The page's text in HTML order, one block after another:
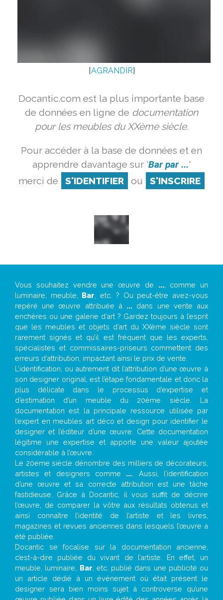
[AGRANDIR]
Docantic.com est la plus importante base
de données en ligne de documentation
pour les meubles du XXème siècle.
Pour accéder à la base de données et en
apprendre davantage sur 'Bar par ...'
merci de
S'IDENTIFIER ou S'INSCRIRE
Vous souhaitez vendre une œuvre de ..., comme un
luminaire, meuble, Bar , etc. ? Ou peut-être avez-vous
repéré une œuvre attribuée à ... dans une vente aux
enchères ou une galerie d’art ? Gardez toujours à l’esprit
que les meubles et objets d’art du XXème siècle sont
rarement signés et qu’il est fréquent que les experts,
spécialistes et commissaires-priseurs commettent des
erreurs d’attribution, impactant ainsi le prix de vente.
L’identification, ou autrement dit l’attribution d’une œuvre à
son designer original, est l’étape fondamentale et donc la
plus délicate dans le processus d’expertise et
d’estimation d’un meuble du 20ème siècle. La
documentation est la principale ressource utilisée par
l’expert en meubles art déco et design pour identifier le
designer et l’éditeur d’une œuvre. Cette documentation
légitime une expertise et apporte une valeur ajoutée
considérable à l’œuvre.
Le 20eme siècle dénombre des milliers de décorateurs,
artistes et designers comme ... . Aussi, l’identification
d’une œuvre et sa correcte attribution est une tâche
fastidieuse. Grâce à Docantic, il vous suffit de décrire
l’œuvre, de comparer la vôtre aux résultats obtenus et
ainsi connaître l’identité de l’artiste et les livres,
magazines et revues anciennes dans lesquels l’œuvre a
été publiée.
Docantic se focalise sur la documentation ancienne,
c’est-à-dire publiée du vivant de l’artiste. En effet, un
meuble, luminaire, Bar , etc. publié dans une publicité ou
un article dédié à un évènement où était présent le
designer sera bien moins sujet à controverse qu’une